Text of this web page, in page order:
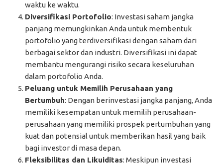
waktu ke waktu.
Diversifikasi Portofolio: Investasi saham jangka
panjang memungkinkan Anda untuk membentuk
portofolio yang terdiversifikasi dengan saham dari
berbagai sektor dan industri. Diversifikasi ini dapat
membantu mengurangi risiko secara keseluruhan
dalam portofolio Anda.
Peluang untuk Memilih Perusahaan yang
Bertumbuh: Dengan berinvestasi jangka panjang, Anda
memiliki kesempatan untuk memilih perusahaan-
perusahaan yang memiliki prospek pertumbuhan yang
kuat dan potensial untuk memberikan hasil yang baik
bagi investor di masa depan.
Fleksibilitas dan Likuiditas: Meskipun investasi